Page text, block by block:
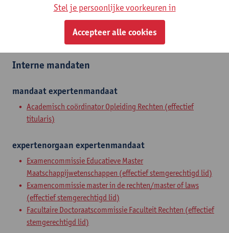
Zelfstandig academisch pers.
Interne mandaten
mandaatexpertenmandaat
Academisch coördinator Opleiding Rechten (effectief
titularis)
expertenorgaan expertenmandaat
Examencommissie Educatieve Master
Maatschappijwetenschappen (effectief stemgerechtigd lid)
Examencommissie master in de rechten/master of laws
(effectief stemgerechtigd lid)
Facultaire Doctoraatscommissie Faculteit Rechten (effectief
stemgerechtigd lid)
Stel je persoonlijke voorkeuren in
Accepteer alle cookies